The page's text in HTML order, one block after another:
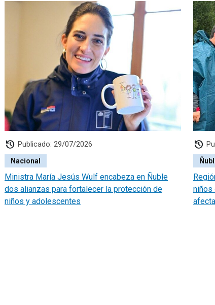
history Publicado: 29/07/2026
Nacional
Ministra María Jesús Wulf encabeza en Ñuble
dos alianzas para fortalecer la protección de
niños y adolescentes
history
niños